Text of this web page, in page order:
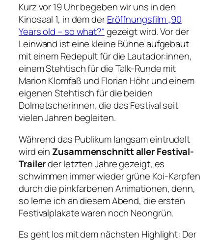
Kurz vor 19 Uhr begeben wir uns in den
Kinosaal 1, in dem derEröffnungsfilm „90
Years old – so what?“gezeigt wird. Vor der
Leinwand ist eine kleine Bühne aufgebaut
mit einem Redepult für die Lautador:innen,
einem Stehtisch für die Talk-Runde mit
Marion Klomfaß und Florian Höhr und einem
eigenen Stehtisch für die beiden
Dolmetscherinnen, die das Festival seit
vielen Jahren begleiten.
Während das Publikum langsam eintrudelt
wird ein Zusammenschnitt aller Festival-
Trailerder letzten Jahre gezeigt, es
schwimmen immer wieder grüne Koi-Karpfen
durch die pinkfarbenen Animationen, denn,
so lerne ich an diesem Abend, die ersten
Festivalplakate waren noch Neongrün.
Es geht los mit dem nächsten Highlight: Der